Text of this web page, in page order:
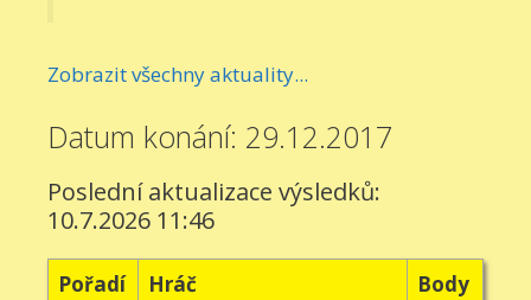
Zobrazit všechny aktuality...
Datum konání: 29.12.2017
Poslední aktualizace výsledků:
10.7.2026 11:46
Pořadí Hráč
Body